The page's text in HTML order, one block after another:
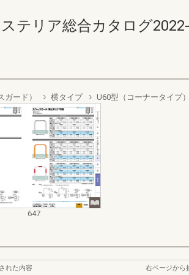
テリア総合カタログ
ード） 横タイプ U60型（コーナータイプ）
647
れた内容
右ページから